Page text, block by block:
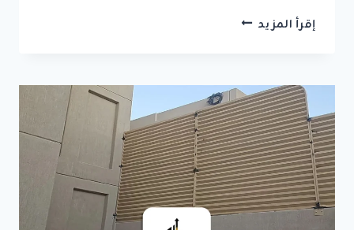
إقرأ المزيد تركيب
،
جودة
لامثيل
لها
ونهتم
بتوفير
ساتر
للحوش